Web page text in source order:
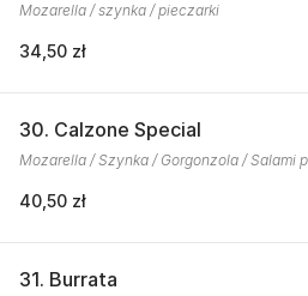
Mozarella / szynka / pieczarki
34,50 zł
30. Calzone Special
Mozarella / Szynka / Gorgonzola / Salami
40,50 zł
31. Burrata